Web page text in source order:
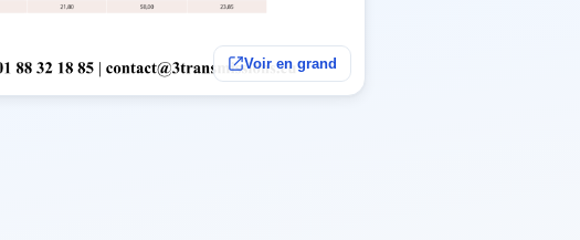
Voir en grand